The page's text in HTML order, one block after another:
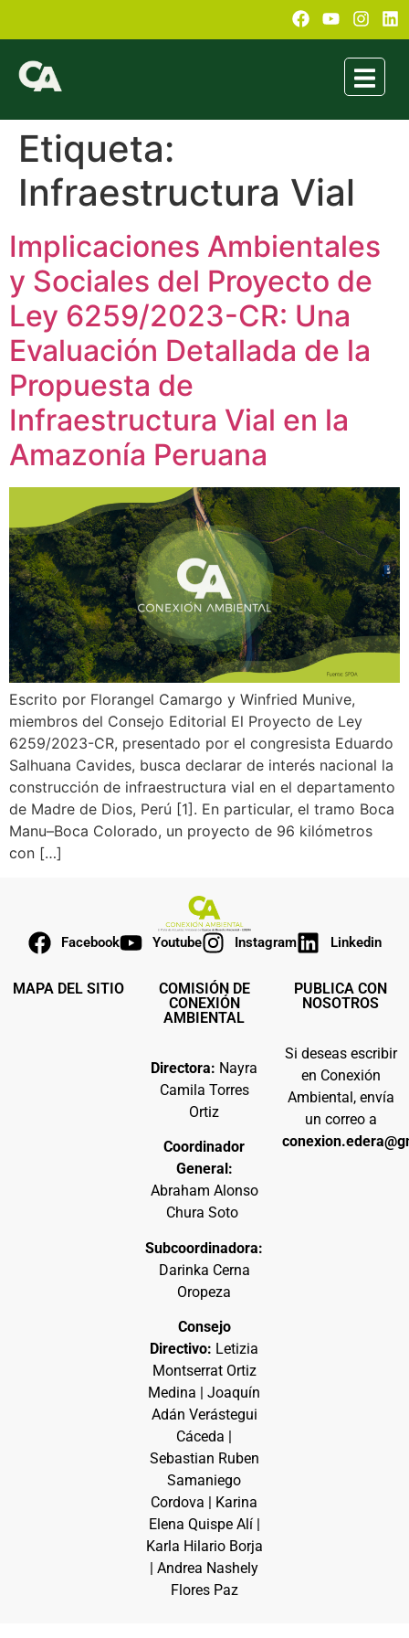
Etiqueta:
Infraestructura Vial
Implicaciones Ambientales
y Sociales del Proyecto de
Ley 6259/2023-CR: Una
Evaluación Detallada de la
Propuesta de
Infraestructura Vial en la
Amazonía Peruana
Escrito por Florangel Camargo y Winfried Munive,
miembros del Consejo Editorial El Proyecto de Ley
6259/2023-CR, presentado por el congresista Eduardo
Salhuana Cavides, busca declarar de interés nacional la
construcción de infraestructura vial en el departamento
de Madre de Dios, Perú [1]. En particular, el tramo Boca
Manu–Boca Colorado, un proyecto de 96 kilómetros
con […]
Facebook Youtube Instagram Linkedin
MAPA DEL SITIO
COMISIÓN DE
CONEXIÓN
AMBIENTAL
Directora: Nayra
Camila Torres
Ortiz
Coordinador
General:
Abraham Alonso
Chura Soto
Subcoordinadora:
Darinka Cerna
Oropeza
Consejo
Directivo: Letizia
Montserrat Ortiz
Medina | Joaquín
Adán Verástegui
Cáceda |
Sebastian Ruben
Samaniego
Cordova | Karina
Elena Quispe Alí |
Karla Hilario Borja
| Andrea Nashely
Flores Paz
PUBLICA CON
NOSOTROS
Si deseas escribir
en Conexión
Ambiental, envía
un correo a